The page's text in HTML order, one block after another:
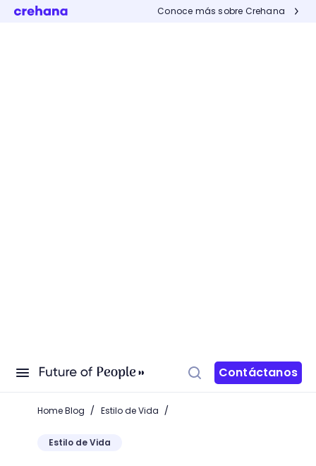
Conoce más sobre Crehana
Contáctanos
Home Blog / Estilo de Vida /
Estilo de Vida